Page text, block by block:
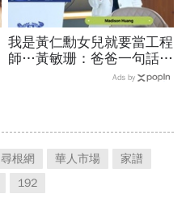
我是黃仁勳女兒就要當工程
師…黃敏珊：爸爸一句話，
讓我從電機系改廚藝學校
Ads by
尋根網 華人市場
家譜
192